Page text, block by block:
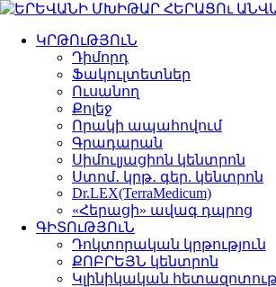
ԿՐԹՈւԹՅՈւՆ
Դիմորդ
Ֆակուլտետներ
Ուսանող
Քոլեջ
Որակի ապահովում
Գրադարան
Սիմուլյացիոն կենտրոն
Ստոմ․ կրթ․ գեր. կենտրոն
Dr.LEX(TerraMedicum)
«Հերացի» ավագ դպրոց
ԳԻՏՈւԹՅՈւՆ
Դոկտորական կրթություն
ՔՈԲՐԵՅՆ կենտրոն
Կլինիկական